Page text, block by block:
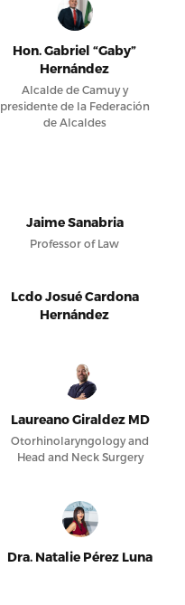
Hon. Gabriel “Gaby”
Hernández
Alcalde de Camuy y
presidente de la Federación
de Alcaldes
Jaime Sanabria
Professor of Law
Lcdo Josué Cardona
Hernández
Laureano Giraldez MD
Otorhinolaryngology and
Head and Neck Surgery
Dra. Natalie Pérez Luna